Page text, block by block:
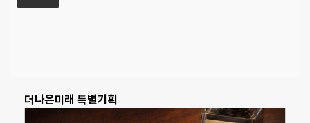
더나은미래 특별기획